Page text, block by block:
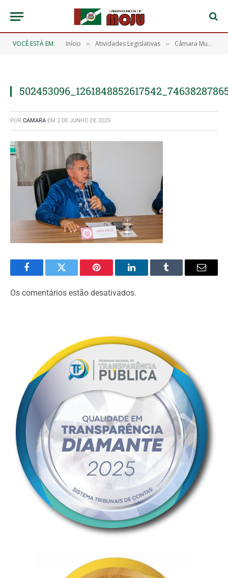
VOCÊ ESTÁ EM: Início » Atividades Legislativas » Câmara Municipal de Moju realiza 14ª Sessão Ordinária de 2025 e aprova 13 requerimentos importantes
POR CAMARA EM 2 DE JUNHO DE 2025
FacebookTwitter Pinterest O
LinkedIn
Tumblr
E-
Os comentários estão desativados.